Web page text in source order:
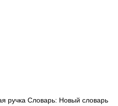
ручка Словарь: Новый словарь